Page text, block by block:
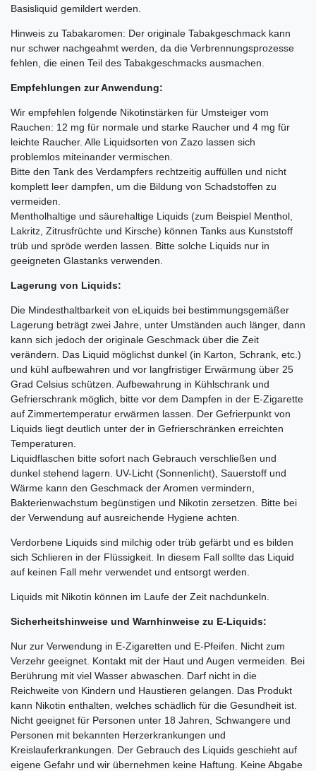
Basisliquid gemildert werden.
Hinweis zu Tabakaromen: Der originale Tabakgeschmack kann
nur schwer nachgeahmt werden, da die Verbrennungsprozesse
fehlen, die einen Teil des Tabakgeschmacks ausmachen.
Empfehlungen zur Anwendung:
Wir empfehlen folgende Nikotinstärken für Umsteiger vom
Rauchen: 12 mg für normale und starke Raucher und 4 mg für
leichte Raucher. Alle Liquidsorten von Zazo lassen sich
problemlos miteinander vermischen.
Bitte den Tank des Verdampfers rechtzeitig auffüllen und nicht
komplett leer dampfen, um die Bildung von Schadstoffen zu
vermeiden.
Mentholhaltige und säurehaltige Liquids (zum Beispiel Menthol,
Lakritz, Zitrusfrüchte und Kirsche) können Tanks aus Kunststoff
trüb und spröde werden lassen. Bitte solche Liquids nur in
geeigneten Glastanks verwenden.
Lagerung von Liquids:
Die Mindesthaltbarkeit von eLiquids bei bestimmungsgemäßer
Lagerung beträgt zwei Jahre, unter Umständen auch länger, dann
kann sich jedoch der originale Geschmack über die Zeit
verändern. Das Liquid möglichst dunkel (in Karton, Schrank, etc.)
und kühl aufbewahren und vor langfristiger Erwärmung über 25
Grad Celsius schützen. Aufbewahrung in Kühlschrank und
Gefrierschrank möglich, bitte vor dem Dampfen in der E-Zigarette
auf Zimmertemperatur erwärmen lassen. Der Gefrierpunkt von
Liquids liegt deutlich unter der in Gefrierschränken erreichten
Temperaturen.
Liquidflaschen bitte sofort nach Gebrauch verschließen und
dunkel stehend lagern. UV-Licht (Sonnenlicht), Sauerstoff und
Wärme kann den Geschmack der Aromen vermindern,
Bakterienwachstum begünstigen und Nikotin zersetzen. Bitte bei
der Verwendung auf ausreichende Hygiene achten.
Verdorbene Liquids sind milchig oder trüb gefärbt und es bilden
sich Schlieren in der Flüssigkeit. In diesem Fall sollte das Liquid
auf keinen Fall mehr verwendet und entsorgt werden.
Liquids mit Nikotin können im Laufe der Zeit nachdunkeln.
Sicherheitshinweise und Warnhinweise zu E-Liquids:
Nur zur Verwendung in E-Zigaretten und E-Pfeifen. Nicht zum
Verzehr geeignet. Kontakt mit der Haut und Augen vermeiden. Bei
Berührung mit viel Wasser abwaschen. Darf nicht in die
Reichweite von Kindern und Haustieren gelangen. Das Produkt
kann Nikotin enthalten, welches schädlich für die Gesundheit ist.
Nicht geeignet für Personen unter 18 Jahren, Schwangere und
Personen mit bekannten Herzerkrankungen und
Kreislauferkrankungen. Der Gebrauch des Liquids geschieht auf
eigene Gefahr und wir übernehmen keine Haftung. Keine Abgabe